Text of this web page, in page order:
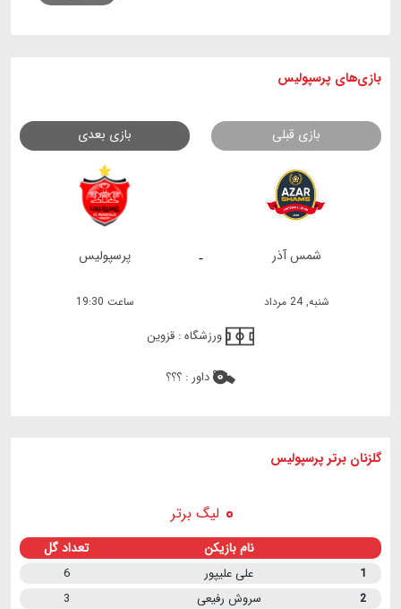
بازی های پرسپولیس
بازی قبلی بازی بعدی
- شمس آذر پرسپولیس
شنبه, 24 مرداد ساعت 19:30
ورزشگاه : قزوین
داور : ؟؟؟
گلزنان برتر پرسپولیس
لیگ برتر
نام بازیکن تعداد گل
1 علی علیپور
6
2
سروش رفیعی
3